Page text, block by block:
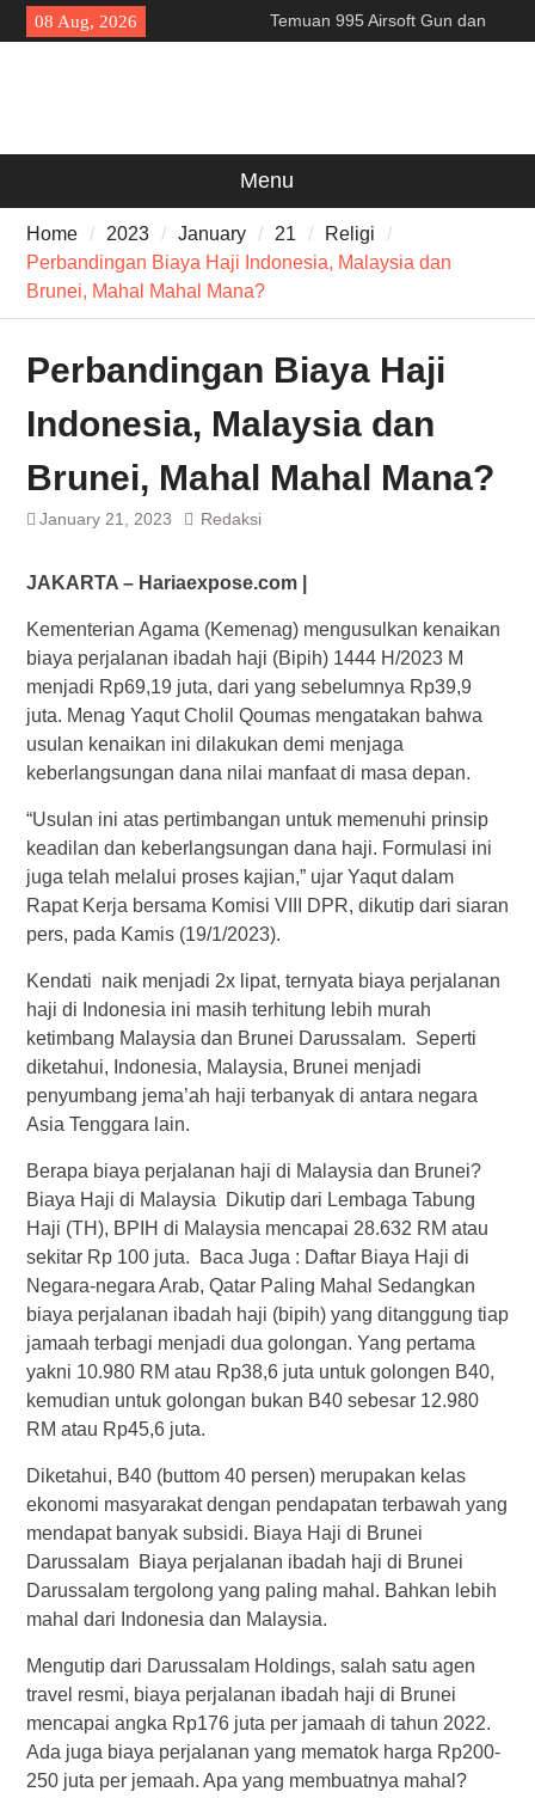
Skip
to
08 Aug, 2026
Temuan 995 Airsoft Gun dan
Narkoba di Sekolah Kebayoran
Masyarakat”
Menu
Home 2023 January 21
Religi
Perbandingan Biaya Haji Indonesia, Malaysia dan
Brunei, Mahal Mahal Mana?
Perbandingan Biaya Haji
Indonesia, Malaysia dan
Brunei, Mahal Mahal Mana?
January 21, 2023 Redaksi
JAKARTA – Hariaexpose.com |
Kementerian Agama (Kemenag) mengusulkan kenaikan
biaya perjalanan ibadah haji (Bipih) 1444 H/2023 M
menjadi Rp69,19 juta, dari yang sebelumnya Rp39,9
juta. Menag Yaqut Cholil Qoumas mengatakan bahwa
usulan kenaikan ini dilakukan demi menjaga
keberlangsungan dana nilai manfaat di masa depan.
“Usulan ini atas pertimbangan untuk memenuhi prinsip
keadilan dan keberlangsungan dana haji. Formulasi ini
juga telah melalui proses kajian,” ujar Yaqut dalam
Rapat Kerja bersama Komisi VIII DPR, dikutip dari siaran
pers, pada Kamis (19/1/2023).
Kendati naik menjadi 2x lipat, ternyata biaya perjalanan
haji di Indonesia ini masih terhitung lebih murah
ketimbang Malaysia dan Brunei Darussalam. Seperti
diketahui, Indonesia, Malaysia, Brunei menjadi
penyumbang jema’ah haji terbanyak di antara negara
Asia Tenggara lain.
Berapa biaya perjalanan haji di Malaysia dan Brunei?
Biaya Haji di Malaysia Dikutip dari Lembaga Tabung
Haji (TH), BPIH di Malaysia mencapai 28.632 RM atau
sekitar Rp 100 juta. Baca Juga : Daftar Biaya Haji di
Negara-negara Arab, Qatar Paling Mahal Sedangkan
biaya perjalanan ibadah haji (bipih) yang ditanggung tiap
jamaah terbagi menjadi dua golongan. Yang pertama
yakni 10.980 RM atau Rp38,6 juta untuk golongen B40,
kemudian untuk golongan bukan B40 sebesar 12.980
RM atau Rp45,6 juta.
Diketahui, B40 (buttom 40 persen) merupakan kelas
ekonomi masyarakat dengan pendapatan terbawah yang
mendapat banyak subsidi. Biaya Haji di Brunei
Darussalam Biaya perjalanan ibadah haji di Brunei
Darussalam tergolong yang paling mahal. Bahkan lebih
mahal dari Indonesia dan Malaysia.
Mengutip dari Darussalam Holdings, salah satu agen
travel resmi, biaya perjalanan ibadah haji di Brunei
mencapai angka Rp176 juta per jamaah di tahun 2022.
Ada juga biaya perjalanan yang mematok harga Rp200-
250 juta per jemaah. Apa yang membuatnya mahal?